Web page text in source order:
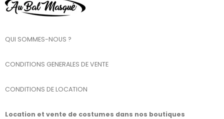
QUI SOMMES-NOUS ?
CONDITIONS GENERALES DE VENTE
CONDITIONS DE LOCATION
Location et vente de costumes dans nos boutiques